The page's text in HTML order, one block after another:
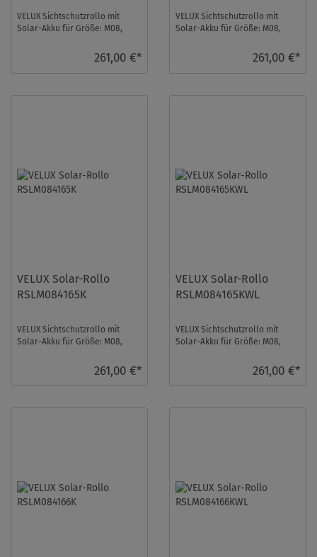
VELUX Sichtschutzrollo mit
Solar-Akku für Größe: M08,
261,00 €*
VELUX Sichtschutzrollo mit
Solar-Akku für Größe: M08,
261,00 €*
VELUX Solar-Rollo
RSLM084165K
VELUX Sichtschutzrollo mit
Solar-Akku für Größe: M08,
261,00 €*
VELUX Solar-Rollo
RSLM084165KWL
VELUX Sichtschutzrollo mit
Solar-Akku für Größe: M08,
261,00 €*